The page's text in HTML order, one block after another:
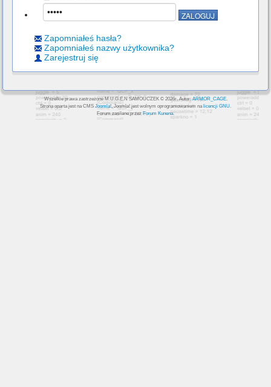
Zapomniałeś hasła?
Zapomniałeś nazwy użytkownika?
Zarejestruj się
Wszelkie prawa zastrzeżone M.U.G.E.N SAMOUCZEK © 2026r. Autor: ARMOR_CAGE.
Strona oparta jest na CMS Joomla!, Joomla! jest wolnym oprogramowaniem na licencji GNU.
Forum zasilane przez Forum Kunena.